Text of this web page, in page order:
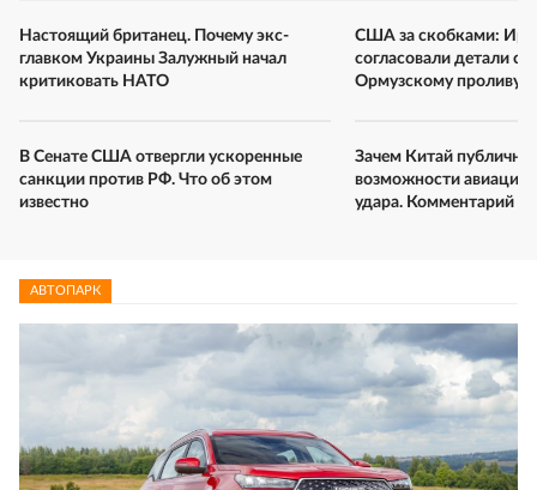
Настоящий британец. Почему экс-
главком Украины Залужный начал
критиковать НАТО
США за скобками:
согласовали детали
Ормузскому проливу
В Сенате США отвергли ускоренные
санкции против РФ. Что об этом
известно
Зачем Китай публично
возможности
удара. Комментарий
АВТОПАРК